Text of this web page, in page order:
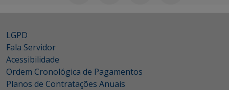
LGPD
Fala Servidor
Acessibilidade
Ordem Cronológica de Pagamentos
Planos de Contratações Anuais